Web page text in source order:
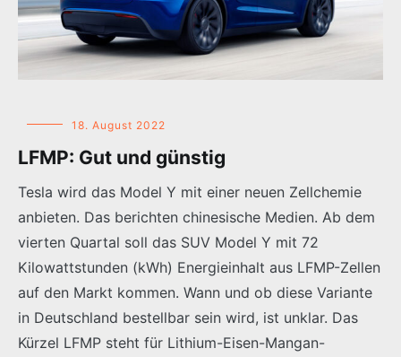
18. August 2022
LFMP: Gut und günstig
Tesla wird das Model Y mit einer neuen Zellchemie
anbieten. Das berichten chinesische Medien. Ab dem
vierten Quartal soll das SUV Model Y mit 72
Kilowattstunden (kWh) Energieinhalt aus LFMP-Zellen
auf den Markt kommen. Wann und ob diese Variante
in Deutschland bestellbar sein wird, ist unklar. Das
Kürzel LFMP steht für Lithium-Eisen-Mangan-